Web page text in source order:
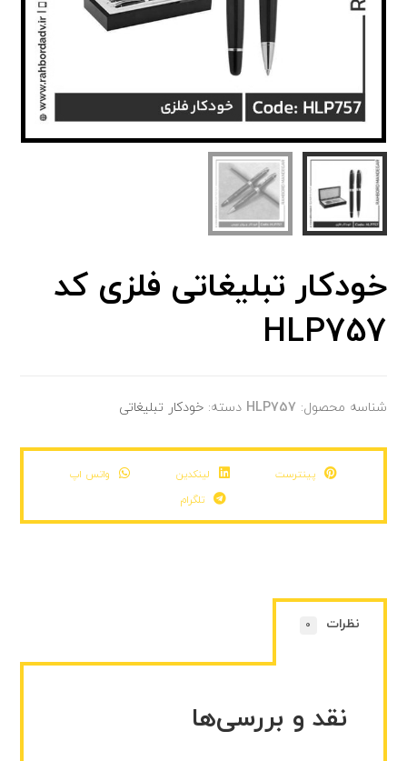
خودکار تبلیغاتی فلزی کد
HLP757
شناسه محصول: HLP757 دسته:خودکار تبلیغاتی
پینترست لینکدین
واتس اپ
تلگرام
نظرات 0
نقد و بررسی‌ها